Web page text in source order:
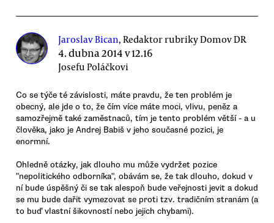
Jaroslav Bican, Redaktor rubriky Domov DR
4. dubna 2014 v 12.16
Josefu Poláčkovi
Co se týče té závislosti, máte pravdu, že ten problém je
obecný, ale jde o to, že čím více máte moci, vlivu, peněz a
samozřejmě také zaměstnaců, tím je tento problém větší - a u
člověka, jako je Andrej Babiš v jeho současné pozici, je
enormní.
Ohledně otázky, jak dlouho mu může vydržet pozice
"nepolitického odborníka", obávám se, že tak dlouho, dokud v
ní bude úspěšný či se tak alespoň bude veřejnosti jevit a dokud
se mu bude dařit vymezovat se proti tzv. tradičním stranám (a
to buď vlastní šikovností nebo jejich chybami).